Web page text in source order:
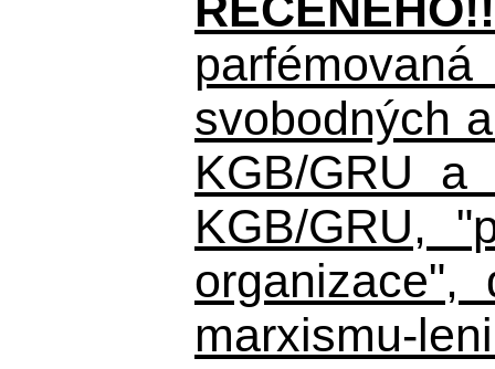
svobodných
KGB/GRU
KGB/GRU,
organizace",
marxismu-